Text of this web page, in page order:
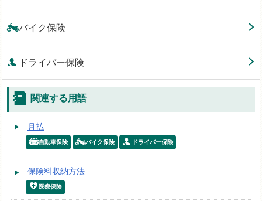
バイク保険
ドライバー保険
関連する用語
月払
自動車保険 バイク保険 ドライバー保険
保険料収納方法
医療保険